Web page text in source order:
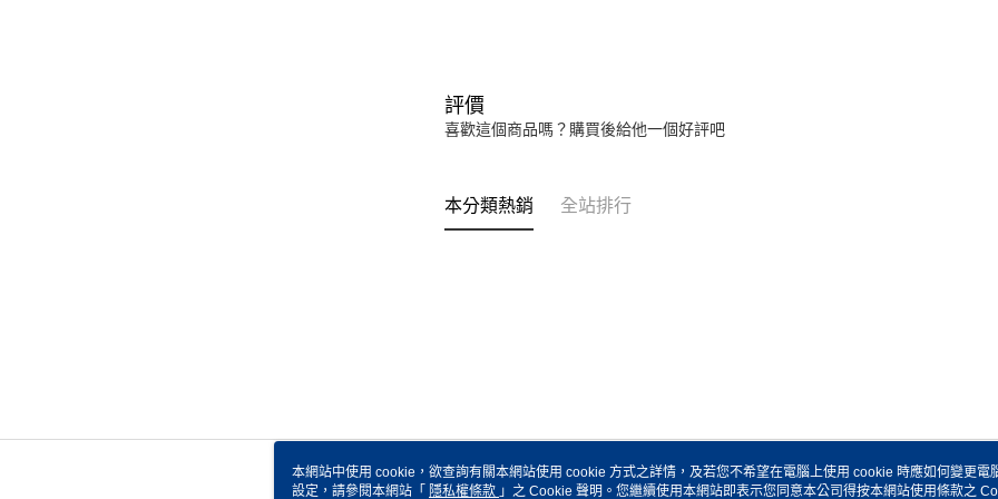
評價
喜歡這個商品嗎？購買後給他一個好評吧
本分類熱銷 全站排行
關於我們 客服資訊
本網站中使用 cookie，欲查詢有關本網站使用 cookie 方式之詳情，及若您不希望在電腦上使用 cookie 時應如何變更電
設定，請參閱本網站「 隱私權條款 」之 Cookie 聲明。您繼續使用本網站即表示您同意本公司得按本網站使用條款之